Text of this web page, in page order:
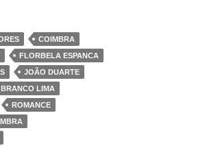
COIMBRA
FLORBELA ESPANCA
JOÃO DUARTE
LIMA
ROMANCE